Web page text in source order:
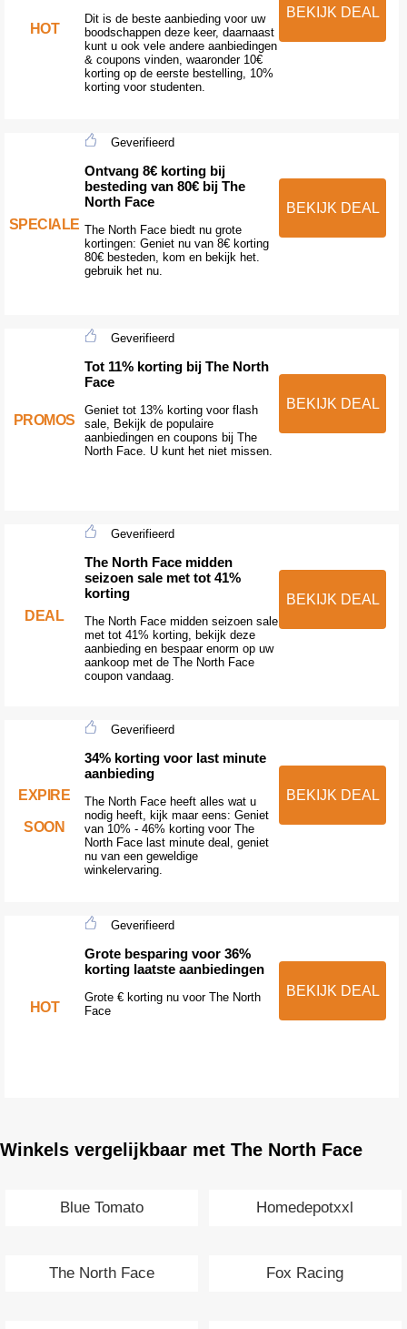
HOT
Dit is de beste aanbieding voor uw
boodschappen deze keer, daarnaast
kunt u ook vele andere aanbiedingen
& coupons vinden, waaronder 10€
korting op de eerste bestelling, 10%
korting voor studenten.
BEKIJK DEAL
SPECIALE
Geverifieerd
Ontvang 8€ korting bij
besteding van 80€ bij The
North Face
The North Face biedt nu grote
kortingen: Geniet nu van 8€ korting
80€ besteden, kom en bekijk het.
gebruik het nu.
BEKIJK DEAL
PROMOS
Geverifieerd
Tot 11% korting bij The North
Face
Geniet tot 13% korting voor flash
sale, Bekijk de populaire
aanbiedingen en coupons bij The
North Face. U kunt het niet missen.
BEKIJK DEAL
DEAL
Geverifieerd
The North Face midden
seizoen sale met tot 41%
korting
The North Face midden seizoen sale
met tot 41% korting, bekijk deze
aanbieding en bespaar enorm op uw
aankoop met de The North Face
coupon vandaag.
BEKIJK DEAL
EXPIRE
SOON
Geverifieerd
34% korting voor last minute
aanbieding
The North Face heeft alles wat u
nodig heeft, kijk maar eens: Geniet
van 10% - 46% korting voor The
North Face last minute deal, geniet
nu van een geweldige
winkelervaring.
BEKIJK DEAL
HOT
Geverifieerd
Grote besparing voor 36%
korting laatste aanbiedingen
Grote € korting nu voor The North
Face
BEKIJK DEAL
Winkels vergelijkbaar met The North Face
Blue Tomato Homedepotxxl
The North Face Fox Racing